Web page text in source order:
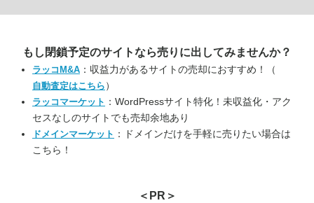
もし閉鎖予定のサイトなら売りに出してみませんか？
ラッコM&A ：収益力があるサイトの売却におすすめ！（
自動査定はこちら ）
ラッコマーケット ：WordPressサイト特化！未収益化・アク
セスなしのサイトでも売却余地あり
ドメインマーケット ：ドメインだけを手軽に売りたい場合は
こちら！
＜PR＞